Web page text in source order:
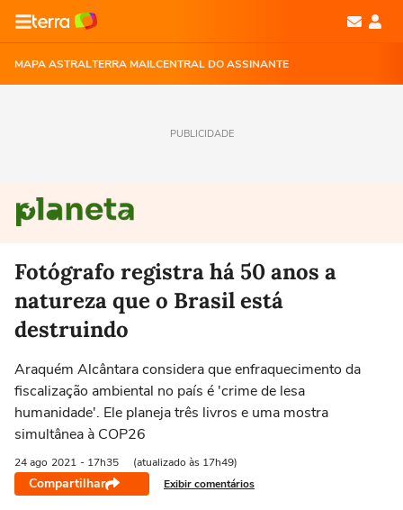
MAPA ASTRALTERRA MAILCENTRAL DO ASSINANTE
PUBLICIDADE
Fotógrafo registra há 50 anos a
natureza que o Brasil está
destruindo
Araquém Alcântara considera que enfraquecimento da
fiscalização ambiental no país é 'crime de lesa
humanidade'. Ele planeja três livros e uma mostra
simultânea à COP26
24 ago 2021 - 17h35 (atualizado às 17h49)
Compartilhar Exibir comentários